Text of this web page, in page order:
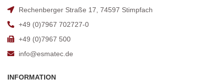
Rechenberger Straße 17, 74597 Stimpfach
+49 (0)7967 702727-0
+49 (0)7967 500
info@esmatec.de
INFORMATION